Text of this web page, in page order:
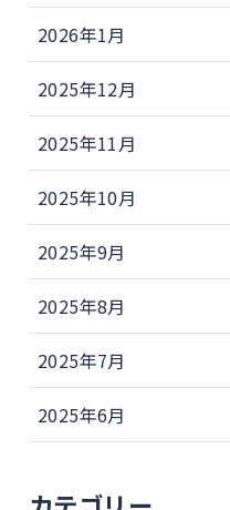
2026年1月
2025年12月
2025年11月
2025年10月
2025年9月
2025年8月
2025年7月
2025年6月